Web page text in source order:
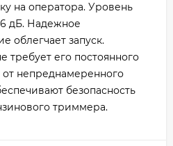
на оператора. Уровень
дБ. Надежное
облегчает запуск.
требует его постоянного
непреднамеренного
безопасность
триммера.